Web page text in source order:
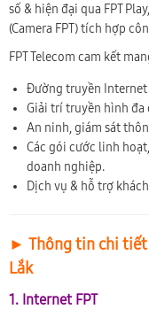
số & hiện đại qua FPT
(Camera FPT) tích hợp
FPT Telecom cam kết
Đường truyền
Giải trí truyền hình
An ninh, giám sát
Các gói cước linh
doanh nghiệp.
Dịch vụ & hỗ trợ
► Thông tin chi tiết
Lắk
1. Internet FPT